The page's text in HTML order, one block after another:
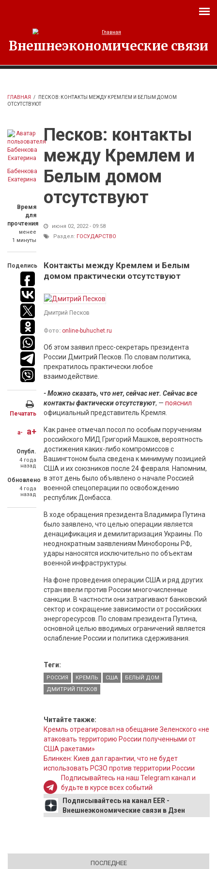
Внешнеэкономические связи
ГЛАВНАЯ /
ПЕСКОВ: КОНТАКТЫ МЕЖДУ КРЕМЛЕМ И БЕЛЫМ ДОМОМ
ОТСУТСТВУЮТ
Бабенкова
Екатерина
Время
для
прочтения
менее
1 минуты
Поделись
Печатать
a- a+
Опубл.
4 года
назад
Обновлено
4 года
назад
Песков: контакты
между Кремлем и
Белым домом
отсутствуют
июня 02, 2022 - 09:58
Раздел: ГОСУДАРСТВО
Контакты между Кремлем и Белым
домом практически отсутствуют
Дмитрий Песков
Фото: online-buhuchet.ru
Об этом заявил пресс-секретарь президента
России Дмитрий Песков. По словам политика,
прекратилось практически любое
взаимодействие.
- Можно сказать, что нет, сейчас нет. Сейчас все
контакты фактически отсутствуют, — пояснил
официальный представитель Кремля.
Как ранее отмечал посол по особым поручениям
российского МИД Григорий Машков, вероятность
достижения каких-либо компромиссов с
Вашингтоном была сведена к минимуму позицией
США и их союзников после 24 февраля. Напомним,
в этот день было объявлено о начале Россией
военной спецоперации по освобождению
республик Донбасса.
В ходе обращения президента Владимира Путина
было заявлено, что целью операции является
денацификация и демилитаризация Украины. По
неоднократным заявлениям Минобороны РФ,
удары наносятся исключительно по объектам
военной инфраструктуры.
На фоне проведения операции США и ряд других
стран ввели против России многочисленные
санкции. В частности они затрагивают банковский
сектор и сокращение зависимости от российских
энергоресурсов. По словам президента Путина,
основной целью вводимых ограничений является
ослабление России и политика сдерживания.
Теги:
РОССИЯ КРЕМЛЬ США
БЕЛЫЙ ДОМ
ДМИТРИЙ ПЕСКОВ
Читайте также:
Кремль отреагировал на обещание Зеленского «не
атаковать территорию России полученными от
США ракетами»
Блинкен: Киев дал гарантии, что не будет
использовать РСЗО против территории России
Подписывайтесь на наш Telegram канал и
будьте в курсе всех событий
Подписывайтесь на канал EER -
Внешнеэкономические связи в Дзен
ПОСЛЕДНЕЕ